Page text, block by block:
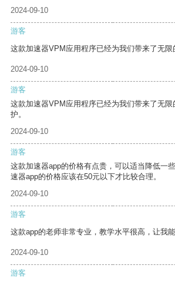
2024-09-10
游客
这款加速器VPM应用程序已经为我们带来了无限
2024-09-10
游客
这款加速器VPM应用程序已经为我们带来了无
护。
2024-09-10
游客
这款加速器app的价格有点贵，可以适当降低一
速器app的价格应该在50元以下才比较合理。
2024-09-10
游客
这款app的老师非常专业，教学水平很高，让我
2024-09-10
游客